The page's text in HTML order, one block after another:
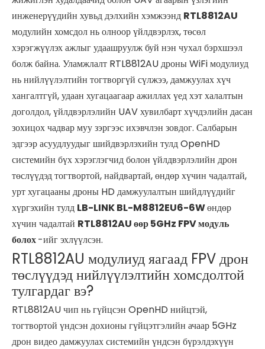
инженерүүдийн хувьд дэлхийн хэмжээнд RTL8812AU
модулийн хомсдол нь олноор үйлдвэрлэх, төсөл
хэрэгжүүлэх ажлыг удаашруулж буй нэн чухал бэрхшээл
болж байна. Уламжлалт RTL8812AU дроны WiFi модулиуд
нь нийлүүлэлтийн тогтворгүй сүлжээ, дамжуулах хүч
хангалтгүй, удаан хугацаагаар ажиллах үед хэт халалтын
доголдол, үйлдвэрлэлийн UAV хувилбарт хүчдэлийн дасан
зохицох чадвар муу зэргээс ихэвчлэн зовдог. Салбарын
эдгээр асуудлуудыг шийдвэрлэхийн тулд OpenHD
системийн бүх хэрэглэгчид болон үйлдвэрлэлийн дрон
төслүүдэд тогтвортой, найдвартай, өндөр хүчин чадалтай,
урт хугацааны дроны HD дамжуулалтын шийдлүүдийг
хүргэхийн тулд LB-LINK BL-M8812EU6-6Wөндөр
хүчин чадалтай RTL8812AU өөр 5GHz FPV модуль
болох-ийг эхлүүлсэн.
RTL8812AU модулиуд яагаад FPV дрон
төслүүдэд нийлүүлэлтийн хомсдолтой
тулгардаг вэ?
RTL8812AU чип нь гүйцсэн OpenHD нийцтэй,
тогтвортой үндсэн дохионы гүйцэтгэлийн ачаар 5GHz
дрон видео дамжуулах системийн үндсэн бүрэлдэхүүн